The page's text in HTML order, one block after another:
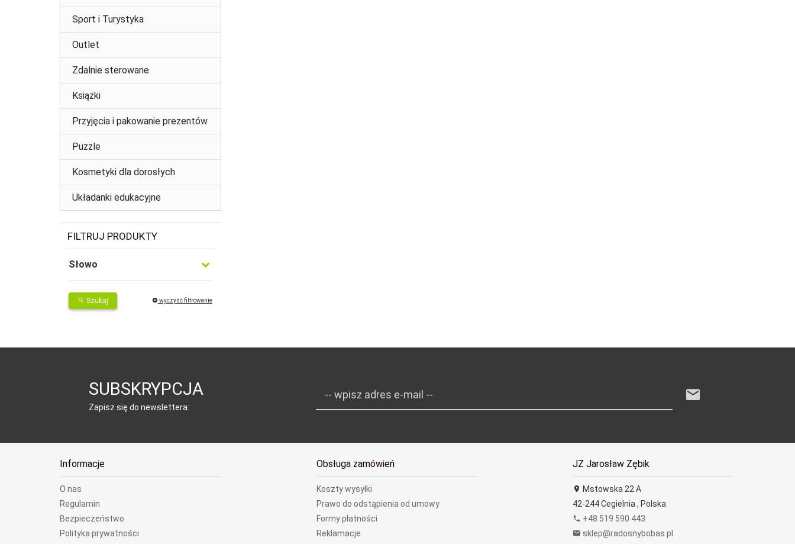
Sport i Turystyka
Outlet
Zdalnie sterowane
Książki
Przyjęcia i pakowanie prezentów
Puzzle
Kosmetyki dla dorosłych
Układanki edukacyjne
FILTRUJ PRODUKTY
Słowo
Szukaj wyczyść filtrowanie
SUBSKRYPCJA
Zapisz się do newslettera:
-- wpisz adres e-mail --
Informacje
O nas
Regulamin
Bezpieczeństwo
Polityka prywatności
Obsługa zamówień
Koszty wysyłki
Prawo do odstąpienia od umowy
Formy płatności
Reklamacje
JZ Jarosław Zębik
Mstowska 22 A
42-244Cegielnia , Polska
+48 519 590 443
sklep@radosnybobas.pl